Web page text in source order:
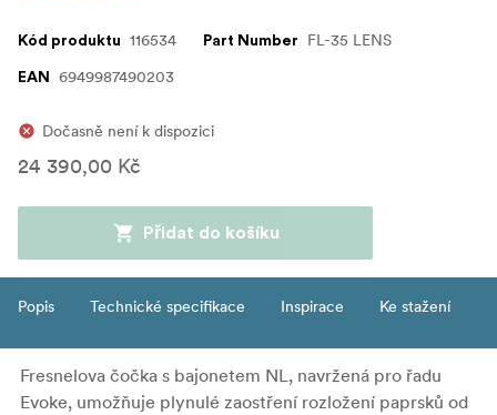
Kód produktu 116534 Part Number FL-35 LENS
EAN 6949987490203
Dočasně není k dispozici
24 390,00 Kč
Přidat do košíku
Popis Technické specifikace Inspirace Ke stažení
Fresnelova čočka s bajonetem NL, navržená pro řadu
Evoke, umožňuje plynulé zaostření rozložení paprsků od